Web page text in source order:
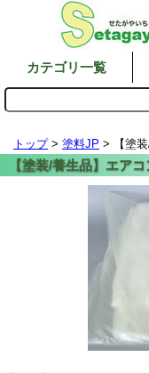
カテゴリ一覧
トップ> 塗料JP > 【塗